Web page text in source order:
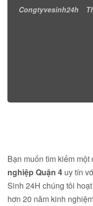
Congtyvesinh24h
Bạn muốn tìm kiếm một
nghiệp Quận 4 uy tín
Sinh 24H chúng tôi
hơn 20 năm kinh